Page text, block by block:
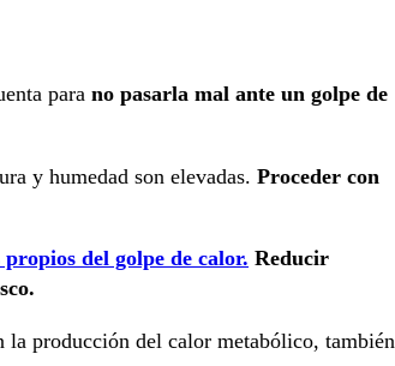
para no pasarla mal ante un golpe de
y humedad son elevadas. Proceder con
propios del golpe de calor. Reducir
la producción del calor metabólico, también